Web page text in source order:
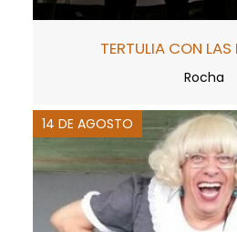
TERTULIA CON LAS
Rocha
14 DE AGOSTO